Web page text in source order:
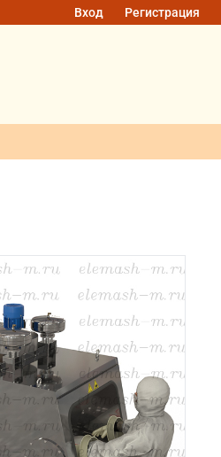
Вход Регистрация